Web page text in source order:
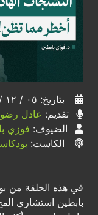
بتاريخ: ٠٥ / ١٢ / ٢٠٢٥
تقديم: عادل
الضيوف: فوزي
الكاست:
في هذه الحلقة من
بابطين استشاري